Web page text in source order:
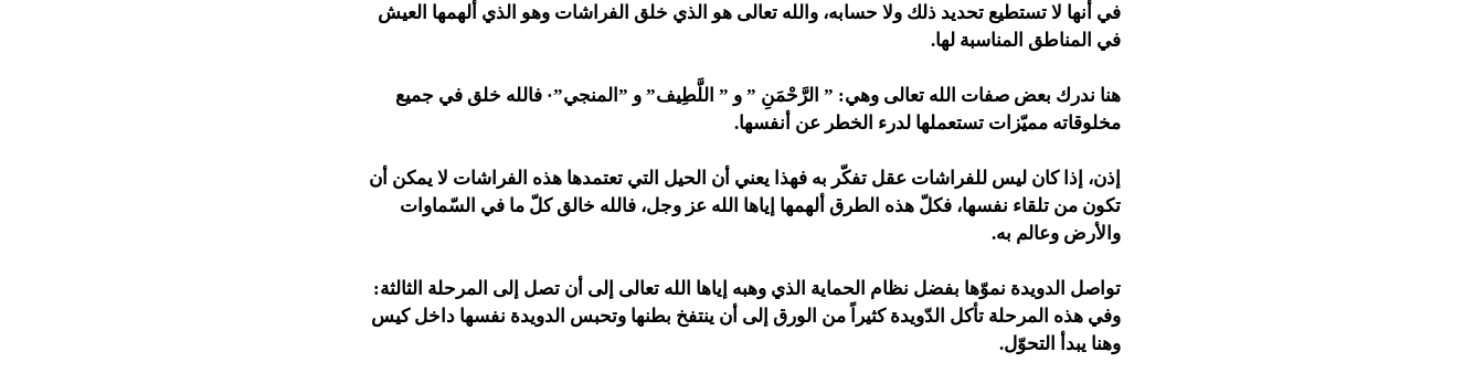
في أنها لا تستطيع تحديد ذلك ولا حسابه، والله تعالى هو الذي خلق الفراشات وهو الذي ألهمها العيش
في المناطق المناسبة لها.
هنا ندرك بعض صفات الله تعالى وهي: ” الرَّحْمَنِ ” و ” اللَّطِيف” و ”المنجي”· فالله خلق في جميع
مخلوقاته مميّزات تستعملها لدرء الخطر عن أنفسها.
إذن، إذا كان ليس للفراشات عقل تفكّر به فهذا يعني أن الحيل التي تعتمدها هذه الفراشات لا يمكن أن
تكون من تلقاء نفسها، فكلّ هذه الطرق ألهمها إياها الله عز وجل، فالله خالق كلّ ما في السّماوات
والأرض وعالم به.
تواصل الدويدة نموّها بفضل نظام الحماية الذي وهبه إياها الله تعالى إلى أن تصل إلى المرحلة الثالثة:
وفي هذه المرحلة تأكل الدّويدة كثيراً من الورق إلى أن ينتفخ بطنها وتحبس الدويدة نفسها داخل كيس
وهنا يبدأ التحوّل.